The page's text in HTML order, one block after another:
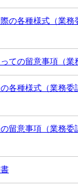
の各種様式（業
ての留意事項（業
各種様式（業務
留意事項（業務